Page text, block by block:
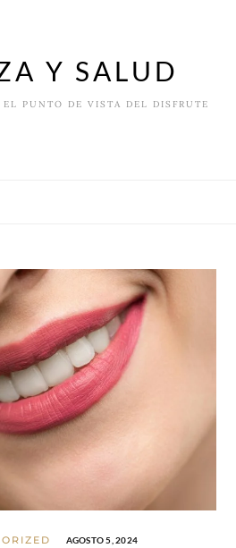
Y SALUD
PUNTO DE VISTA DEL DISFRUTE
AGOSTO 5, 2024